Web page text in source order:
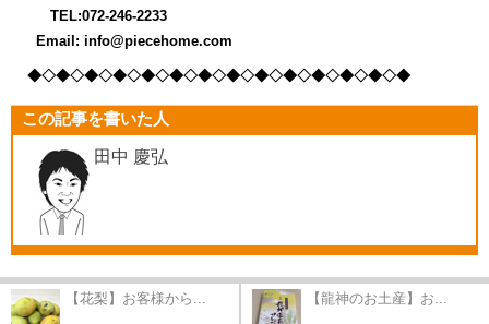
TEL:072-246-2233
Email: info@piecehome.com
◆◇◆◇◆◇◆◇◆◇◆◇◆◇◆◇◆◇◆◇◆◇◆◇◆◇◆
この記事を書いた人
田中 慶弘
【花梨】お客様から... 【龍神のお土産】お...